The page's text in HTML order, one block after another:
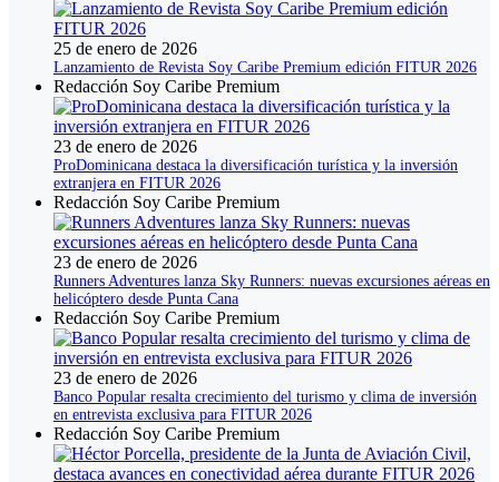
25 de enero de 2026
Lanzamiento de Revista Soy Caribe Premium edición FITUR 2026
Redacción Soy Caribe Premium
23 de enero de 2026
ProDominicana destaca la diversificación turística y la inversión
extranjera en FITUR 2026
Redacción Soy Caribe Premium
23 de enero de 2026
Runners Adventures lanza Sky Runners: nuevas excursiones aéreas en
helicóptero desde Punta Cana
Redacción Soy Caribe Premium
23 de enero de 2026
Banco Popular resalta crecimiento del turismo y clima de inversión
en entrevista exclusiva para FITUR 2026
Redacción Soy Caribe Premium